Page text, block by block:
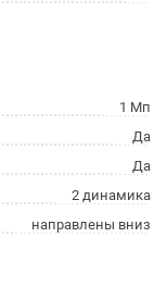
1 Мп
Да
Да
2 динамика
направлены вниз